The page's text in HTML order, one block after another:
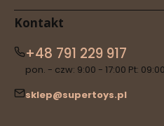
Kontakt
+48 791 229 917
pon. - czw: 9:00 - 17:00 Pt:
sklep@supertoys.pl